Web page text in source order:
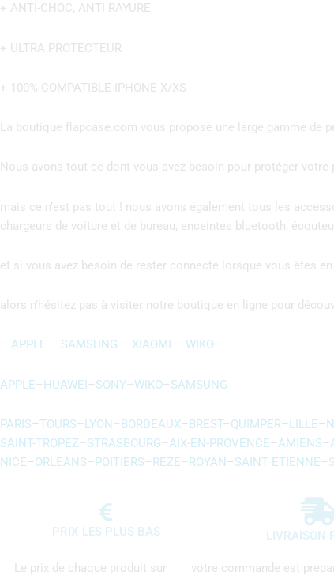
+ ANTI-CHOC, ANTI RAYURE
+ ULTRA PROTECTEUR
+ 100% COMPATIBLE IPHONE X/XS
La boutique flapcase.com vous propose une large gamme de
Nous avons tout ce dont vous avez besoin pour protéger
mais ce n’est pas tout ! nous avons également tous les
chargeurs de voiture et de bureau, enceintes bluetooth,
et si vous avez besoin de rester connecté lorsque vous êtes
alors n’hésitez pas à visiter notre boutique en ligne pour
– APPLE – SAMSUNG – XIAOMI – WIKO –
APPLE–HUAWEI–SONY–WIKO–SAMSUNG
PARIS–TOURS–LYON –BORDEAUX–BREST–QUIMPER–LILLE–
SAINT-TROPEZ–STRASBOURG–AIX-EN-PROVENCE–AMIENS–
NICE–ORLEANS–POITIERS–REZE–ROYAN –SAINT ETIENNE–
PRIX LES PLUS BAS LIVRAISON
Le prix de chaque produit sur
votre commande est